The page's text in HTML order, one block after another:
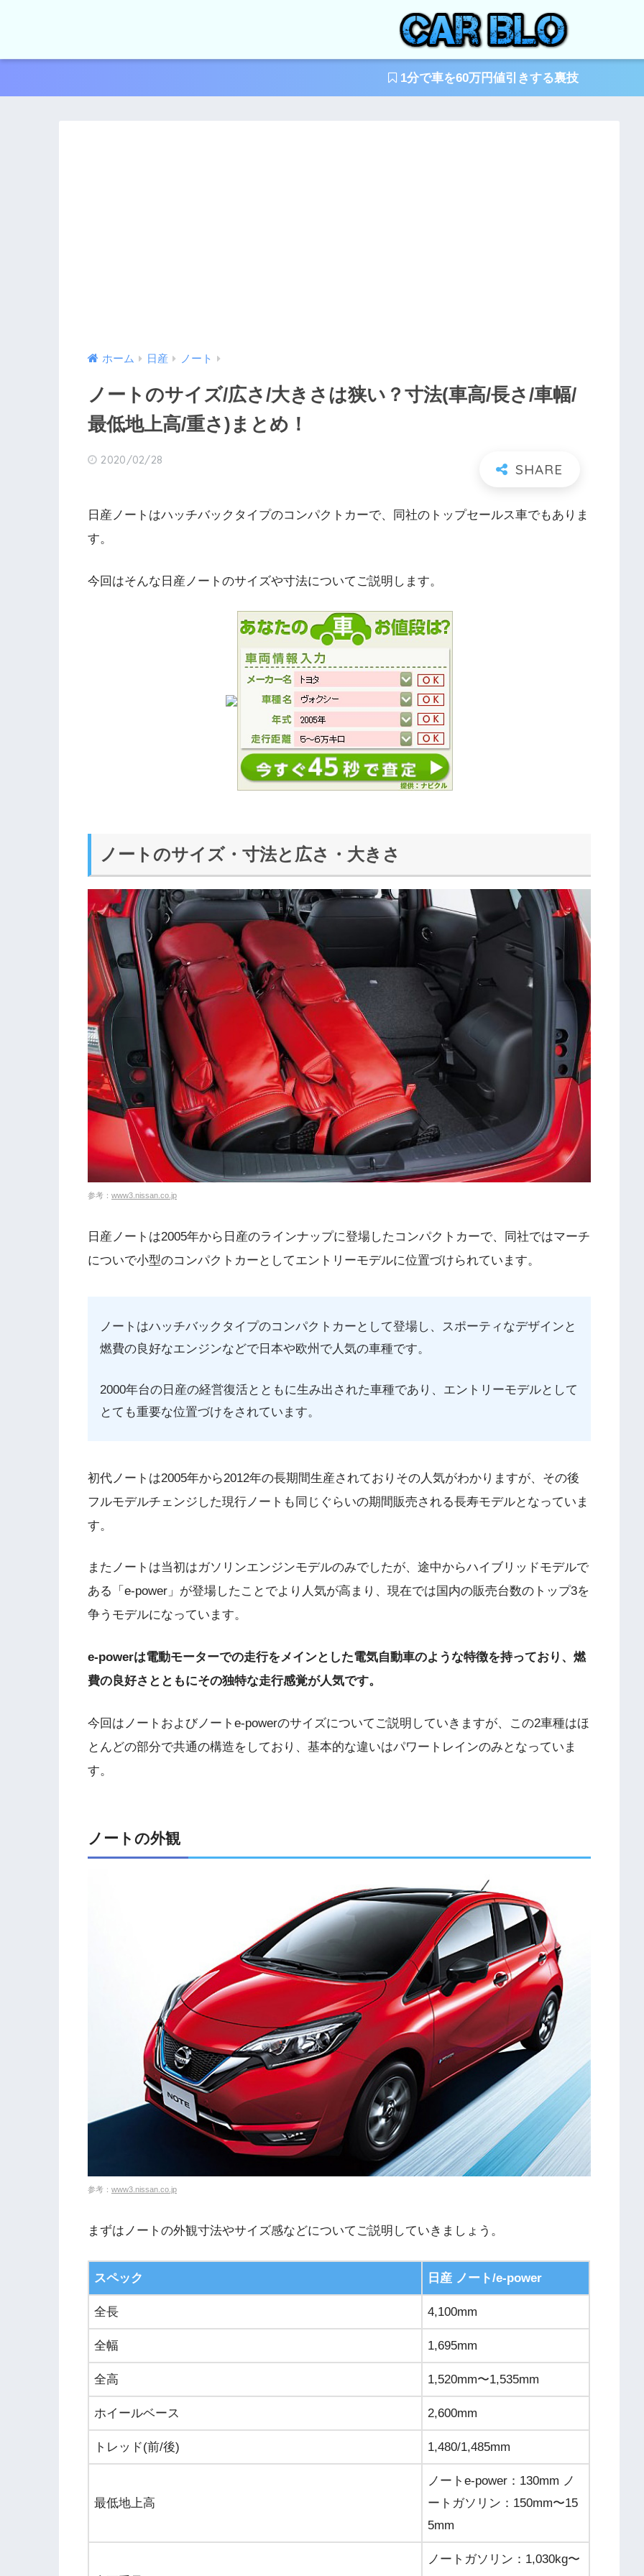
1分で車を60万円値引きする裏技
ホーム 日産 ノート
ノートのサイズ/広さ/大きさは狭い？寸法(車高/長さ/車幅/
最低地上高/重さ)まとめ！
2020/02/28
日産ノートはハッチバックタイプのコンパクトカーで、同社のトップセールス車でもありま
す。
今回はそんな日産ノートのサイズや寸法についてご説明します。
ノートのサイズ・寸法と広さ・大きさ
参考： www3.nissan.co.jp
日産ノートは2005年から日産のラインナップに登場したコンパクトカーで、同社ではマーチ
についで小型のコンパクトカーとしてエントリーモデルに位置づけられています。
ノートはハッチバックタイプのコンパクトカーとして登場し、スポーティなデザインと
燃費の良好なエンジンなどで日本や欧州で人気の車種です。
2000年台の日産の経営復活とともに生み出された車種であり、エントリーモデルとして
とても重要な位置づけをされています。
初代ノートは2005年から2012年の長期間生産されておりその人気がわかりますが、その後
フルモデルチェンジした現行ノートも同じぐらいの期間販売される長寿モデルとなっていま
す。
またノートは当初はガソリンエンジンモデルのみでしたが、途中からハイブリッドモデルで
ある「e-power」が登場したことでより人気が高まり、現在では国内の販売台数のトップ3を
争うモデルになっています。
e-powerは電動モーターでの走行をメインとした電気自動車のような特徴を持っており、燃
費の良好さとともにその独特な走行感覚が人気です。
今回はノートおよびノートe-powerのサイズについてご説明していきますが、この2車種はほ
とんどの部分で共通の構造をしており、基本的な違いはパワートレインのみとなっていま
す。
ノートの外観
参考： www3.nissan.co.jp
まずはノートの外観寸法やサイズ感などについてご説明していきましょう。
スペック 日産 ノート/e-power
全長 4,100mm
全幅 1,695mm
全高 1,520mm〜1,535mm
ホイールベース 2,600mm
トレッド(前/後) 1,480/1,485mm
最低地上高
ノートe-power：130mm ノ
ートガソリン：150mm〜15
5mm
ノートガソリン：1,030kg〜